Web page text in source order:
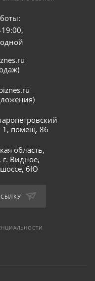
1, помещ. 86
область,
Видное,
6Ю